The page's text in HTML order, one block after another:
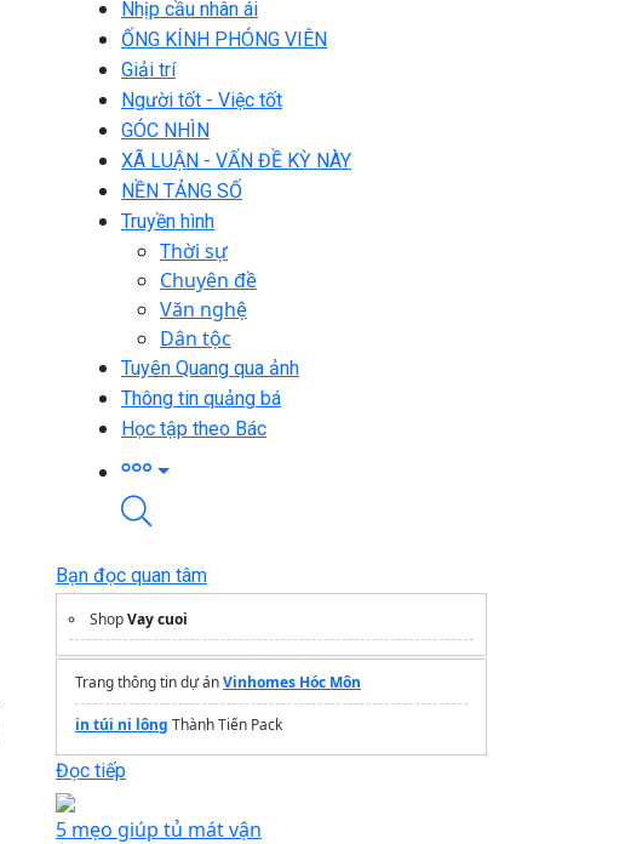
Nhịp cầu nhân ái
ỐNG KÍNH PHÓNG VIÊN
Giải trí
Người tốt - Việc tốt
GÓC NHÌN
XÃ LUẬN - VẤN ĐỀ KỲ NÀY
NỀN TẢNG SỐ
Truyền hình
Thời sự
Chuyên đề
Văn nghệ
Dân tộc
Tuyên Quang qua ảnh
Thông tin quảng bá
Học tập theo Bác
Bạn đọc quan tâm
ShopVay cuoi
Trang thông tin dự ánVinhomes Hóc Môn
in túi ni lông Thành Tiến Pack
Đọc tiếp
5 mẹo giúp tủ mát vận